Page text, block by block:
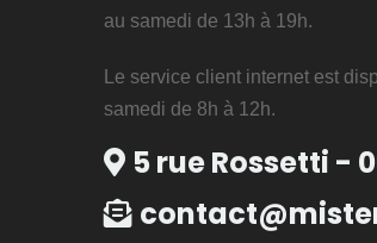
au samedi de 13h à 19h.
Le service client internet est
samedi de 8h à 12h.
5 rue Rossetti -